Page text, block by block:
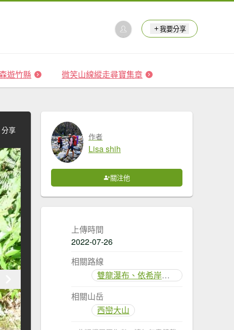
我要分享
遊竹縣 微笑山線縱走尋寶集章
分享
作者
Lisa shih
關注他
上傳時間
2022-07-26
相關路線
雙龍瀑布、依希岸天時棧道
相關山岳
西巒大山